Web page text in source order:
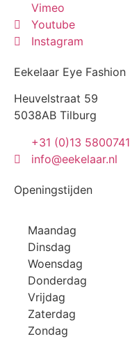
Vimeo
Youtube
Instagram
Eekelaar Eye Fashion
Heuvelstraat 59
5038AB Tilburg
+31 (0)13 5800741
info@eekelaar.nl
Openingstijden
Maandag
Dinsdag
Woensdag
Donderdag
Vrijdag
Zaterdag
Zondag